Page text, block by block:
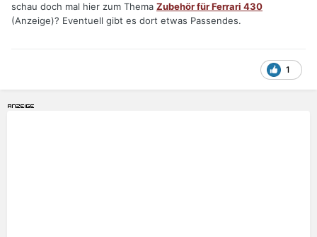
schau doch mal hier zum Thema Zubehör für Ferrari 430
(Anzeige)? Eventuell gibt es dort etwas Passendes.
1